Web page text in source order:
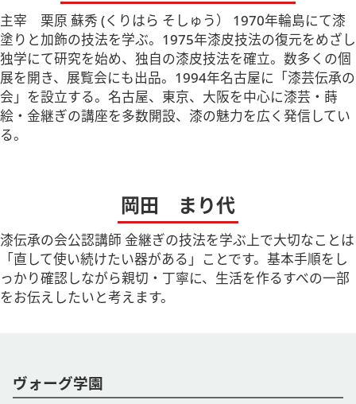
主宰 栗原 蘇秀 (くりはら そしゅう） 1970年輪島にて漆
塗りと加飾の技法を学ぶ。1975年漆皮技法の復元をめざし
独学にて研究を始め、独自の漆皮技法を確立。数多くの個
展を開き、展覧会にも出品。1994年名古屋に「漆芸伝承の
会」を設立する。名古屋、東京、大阪を中心に漆芸・蒔
絵・金継ぎの講座を多数開設、漆の魅力を広く発信してい
る。
岡田 まり代
漆伝承の会公認講師 金継ぎの技法を学ぶ上で大切なことは
「直して使い続けたい器がある」ことです。基本手順をし
っかり確認しながら親切・丁寧に、生活を作るすべの一部
をお伝えしたいと考えます。
ヴォーグ学園